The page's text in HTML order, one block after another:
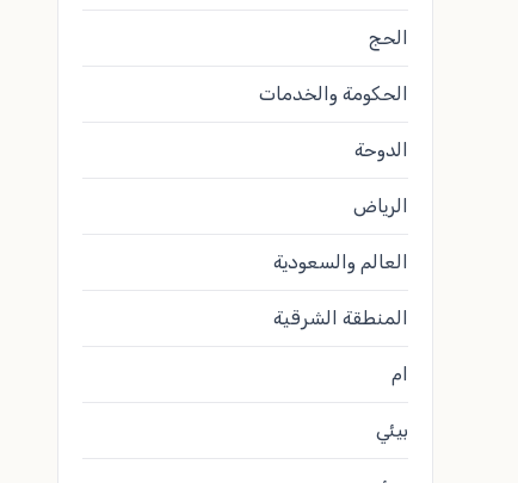
الحج
الحكومة والخدمات
الدوحة
الرياض
العالم والسعودية
المنطقة الشرقية
ام
بيئي